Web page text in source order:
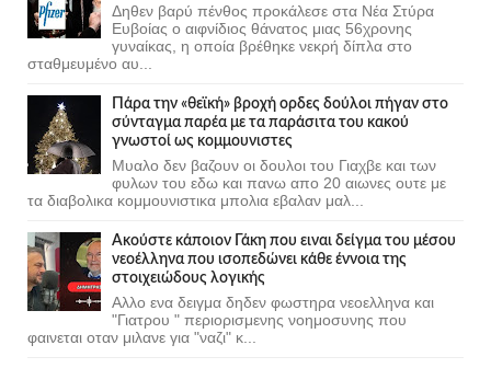
Δηθεν βαρύ πένθος προκάλεσε στα Νέα Στύρα
Ευβοίας ο αιφνίδιος θάνατος μιας 56χρονης
γυναίκας, η οποία βρέθηκε νεκρή δίπλα στο
σταθμευμένο αυ...
Πάρα την «θεϊκή» βροχή ορδες δούλοι πήγαν στο
σύνταγμα παρέα με τα παράσιτα του κακού
γνωστοί ως κομμουνιστες
Μυαλο δεν βαζουν οι δουλοι του Γιαχβε και των
φυλων του εδω και πανω απο 20 αιωνες ουτε με
τα διαβολικα κομμουνιστικα μπολια εβαλαν μαλ...
Ακούστε κάποιον Γάκη που ειναι δείγμα του μέσου
νεοέλληνα που ισοπεδώνει κάθε έννοια της
στοιχειώδους λογικής
Αλλο ενα δειγμα δηδεν φωστηρα νεοελληνα και
"Γιατρου " περιορισμενης νοημοσυνης που
φαινεται οταν μιλανε για "ναζι" κ...